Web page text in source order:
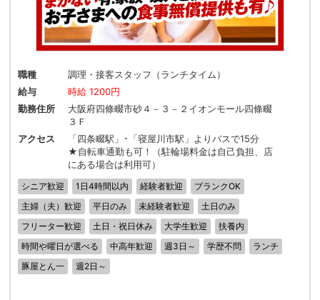
職種
調理・接客スタッフ（ランチタイム）
給与
時給 1200円
勤務住所
大阪府四條畷市砂４－３－２イオンモール四條畷
３Ｆ
アクセス
「四条畷駅」･「寝屋川市駅」よりバスで15分
★自転車通勤も可！（駐輪場料金は自己負担、店
にある場合は利用可）
シニア歓迎 1日4時間以内 経験者歓迎
ブランクOK
主婦（夫）歓迎
平日のみ 未経験者歓迎
土日のみ
フリーター歓迎
土日・祝日休み 大学生歓迎
扶養内
時間や曜日が選べる
中高年歓迎 週3日～ 学歴不問
ランチ
豚屋とん一
週2日～